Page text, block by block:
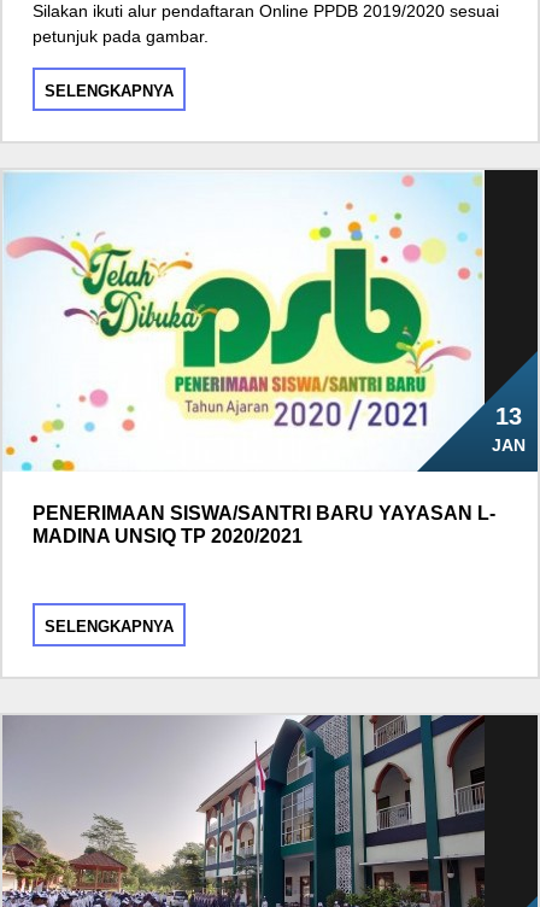
Silakan ikuti alur pendaftaran Online PPDB 2019/2020 sesuai
petunjuk pada gambar.
SELENGKAPNYA
13
JAN
PENERIMAAN SISWA/SANTRI BARU YAYASAN L-
MADINA UNSIQ TP 2020/2021
SELENGKAPNYA